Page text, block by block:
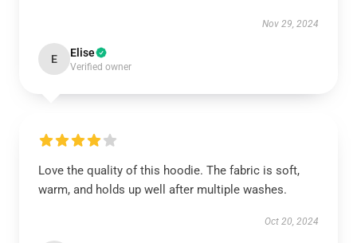
Nov 29, 2024
E Elise
Verified owner
Love the quality of this hoodie. The fabric is soft,
warm, and holds up well after multiple washes.
Oct 20, 2024